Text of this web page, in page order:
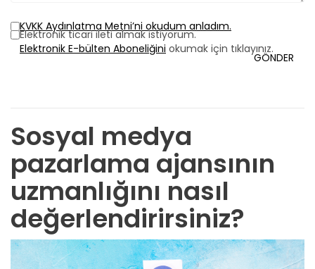
KVKK Aydınlatma Metni’ni okudum anladım.
Elektronik ticari ileti almak istiyorum.
Elektronik E-bülten Aboneliğini okumak için tıklayınız.
GÖNDER
Sosyal medya
pazarlama ajansının
uzmanlığını nasıl
değerlendirirsiniz?